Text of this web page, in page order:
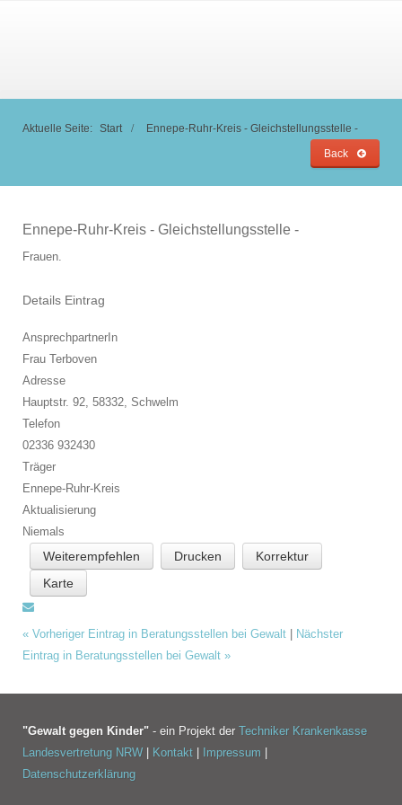
Aktuelle Seite: Start Ennepe-Ruhr-Kreis - Gleichstellungsstelle -
Back
Ennepe-Ruhr-Kreis - Gleichstellungsstelle -
Frauen.
Details Eintrag
AnsprechpartnerIn
Frau Terboven
Adresse
Hauptstr. 92, 58332, Schwelm
Telefon
02336 932430
Träger
Ennepe-Ruhr-Kreis
Aktualisierung
Niemals
Weiterempfehlen Drucken
Korrektur
Karte
« Vorheriger Eintrag in Beratungsstellen bei Gewalt | Nächster
Eintrag in Beratungsstellen bei Gewalt »
"Gewalt gegen Kinder" - ein Projekt der Techniker Krankenkasse
Landesvertretung NRW | Kontakt | Impressum |
Datenschutzerklärung